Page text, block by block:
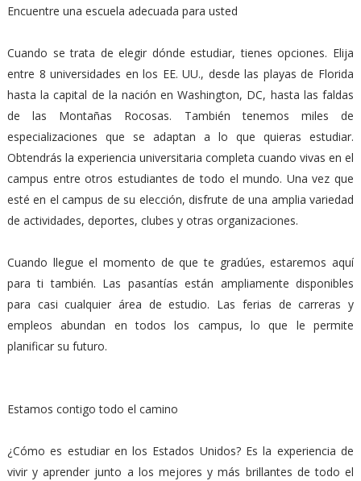
Encuentre una escuela adecuada para usted
Cuando se trata de elegir dónde estudiar, tienes opciones. Elija
entre 8 universidades en los EE. UU., desde las playas de Florida
hasta la capital de la nación en Washington, DC, hasta las faldas
de las Montañas Rocosas. También tenemos miles de
especializaciones que se adaptan a lo que quieras estudiar.
Obtendrás la experiencia universitaria completa cuando vivas en el
campus entre otros estudiantes de todo el mundo. Una vez que
esté en el campus de su elección, disfrute de una amplia variedad
de actividades, deportes, clubes y otras organizaciones.
Cuando llegue el momento de que te gradúes, estaremos aquí
para ti también. Las pasantías están ampliamente disponibles
para casi cualquier área de estudio. Las ferias de carreras y
empleos abundan en todos los campus, lo que le permite
planificar su futuro.
Estamos contigo todo el camino
¿Cómo es estudiar en los Estados Unidos? Es la experiencia de
vivir y aprender junto a los mejores y más brillantes de todo el